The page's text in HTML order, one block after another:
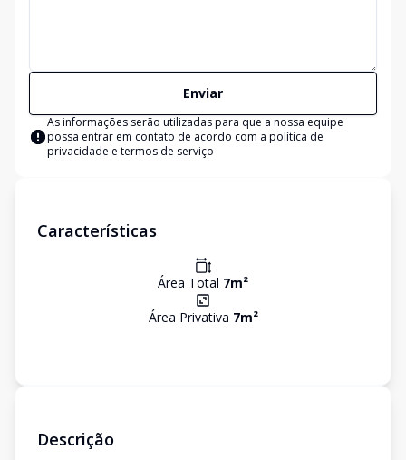
Enviar
As informações serão utilizadas para que a nossa equipe
possa entrar em contato de acordo com a política de
privacidade e termos de serviço
Características
Área Total 7m²
Área Privativa 7m²
Descrição